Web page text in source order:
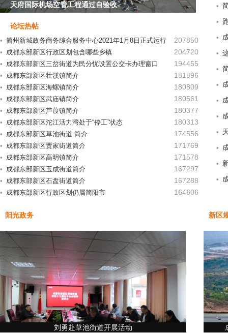
天府国际机场空管工程通过自验收
论坛热帖
• 简州新城政务商务综合服务中心2021年1月8日正式运行 207850
• 成都东部新区行政区划包含哪些乡镇 204720
• 成都东部新区三岔街道为民分忧设置公交卡办理窗口 194455
• 成都东部新区壮溪镇简介 181896
• 成都东部新区海螺镇简介 180809
• 成都东部新区武庙镇简介 180561
• 成都东部新区芦葭镇简介 180377
• 成都东部新区沱江活力湾处于“停工”状态 180313
• 成都东部新区草池街道 简介 174556
• 成都东部新区贾家街道简介 171769
• 成都东部新区高明镇简介 171578
• 成都东部新区玉成街道简介 167297
• 成都东部新区石盘街道简介 167288
• 成都东部新区行政区划仍属简阳市 164606
•
•
•
•
•
•
•
•
•
•
•
•
阳光政务
刘勇赴草池街道开展活动
新区